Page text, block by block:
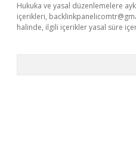
Hukuka ve yasal düzenlemelere
içerikleri,
halinde, ilgili içerikler yasal süre